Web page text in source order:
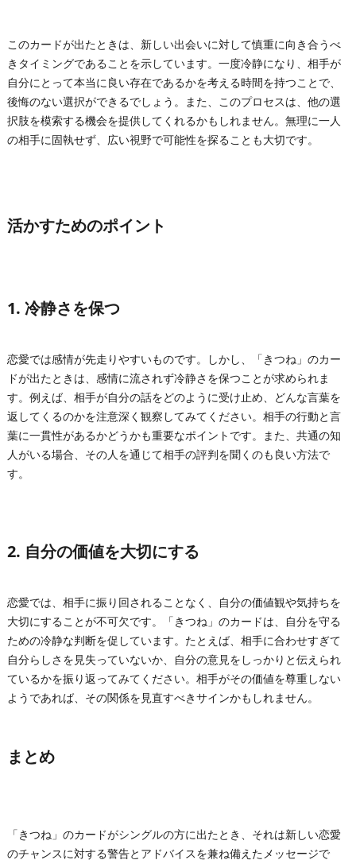
このカードが出たときは、新しい出会いに対して慎重に向き合うべ
きタイミングであることを示しています。一度冷静になり、相手が
自分にとって本当に良い存在であるかを考える時間を持つことで、
後悔のない選択ができるでしょう。また、このプロセスは、他の選
択肢を模索する機会を提供してくれるかもしれません。無理に一人
の相手に固執せず、広い視野で可能性を探ることも大切です。
活かすためのポイント
1. 冷静さを保つ
恋愛では感情が先走りやすいものです。しかし、「きつね」のカー
ドが出たときは、感情に流されず冷静さを保つことが求められま
す。例えば、相手が自分の話をどのように受け止め、どんな言葉を
返してくるのかを注意深く観察してみてください。相手の行動と言
葉に一貫性があるかどうかも重要なポイントです。また、共通の知
人がいる場合、その人を通じて相手の評判を聞くのも良い方法で
す。
2. 自分の価値を大切にする
恋愛では、相手に振り回されることなく、自分の価値観や気持ちを
大切にすることが不可欠です。「きつね」のカードは、自分を守る
ための冷静な判断を促しています。たとえば、相手に合わせすぎて
自分らしさを見失っていないか、自分の意見をしっかりと伝えられ
ているかを振り返ってみてください。相手がその価値を尊重しない
ようであれば、その関係を見直すべきサインかもしれません。
まとめ
「きつね」のカードがシングルの方に出たとき、それは新しい恋愛
のチャンスに対する警告とアドバイスを兼ね備えたメッセージで